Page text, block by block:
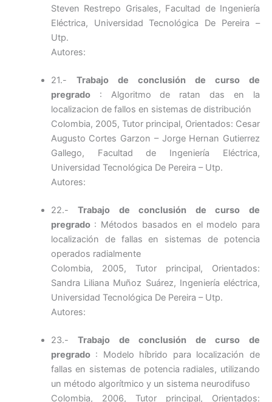
Steven Restrepo Grisales, Facultad de Ingeniería
Eléctrica, Universidad Tecnológica De Pereira –
Utp.
Autores:
21.- Trabajo de conclusión de curso de
pregrado: Algoritmo de ratan das en la
localizacion de fallos en sistemas de distribución
Colombia, 2005, Tutor principal, Orientados: Cesar
Augusto Cortes Garzon – Jorge Hernan Gutierrez
Gallego, Facultad de Ingeniería Eléctrica,
Universidad Tecnológica De Pereira – Utp.
Autores:
22.-Trabajo de conclusión de curso de
pregrado: Métodos basados en el modelo para
localización de fallas en sistemas de potencia
operados radialmente
Colombia, 2005, Tutor principal, Orientados:
Sandra Liliana Muñoz Suárez, Ingeniería eléctrica,
Universidad Tecnológica De Pereira – Utp.
Autores:
23.-Trabajo de conclusión de curso de
pregrado: Modelo híbrido para localización de
fallas en sistemas de potencia radiales, utilizando
un método algorítmico y un sistema neurodifuso
Colombia, 2006, Tutor principal, Orientados: